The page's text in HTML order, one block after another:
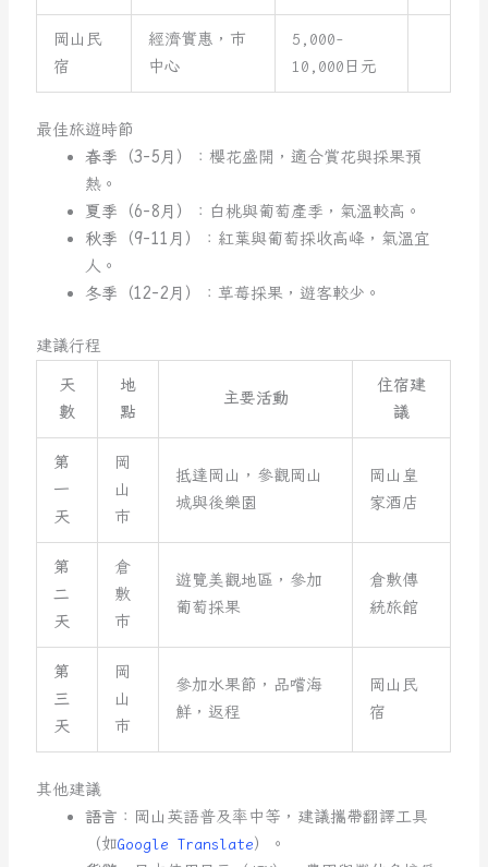
岡山民
宿
經濟實惠，市
中心
5,000-
10,000日元
最佳旅遊時節
春季（3-5月）
：櫻花盛開，適合賞花與採果預
熱。
夏季（6-8月）
：白桃與葡萄產季，氣溫較高。
秋季（9-11月）
：紅葉與葡萄採收高峰，氣溫宜
人。
冬季（12-2月）
：草莓採果，遊客較少。
建議行程
天
數
地
點
主要活動
住宿建
議
第
一
天
岡
山
市
抵達岡山，參觀岡山
城與後樂園
岡山皇
家酒店
第
二
天
倉
敷
市
遊覽美觀地區，參加
葡萄採果
倉敷傳
統旅館
第
三
天
岡
山
市
參加水果節，品嚐海
鮮，返程
岡山民
宿
其他建議
語言 ：岡山英語普及率中等，建議攜帶翻譯工具
（如Google Translate）。